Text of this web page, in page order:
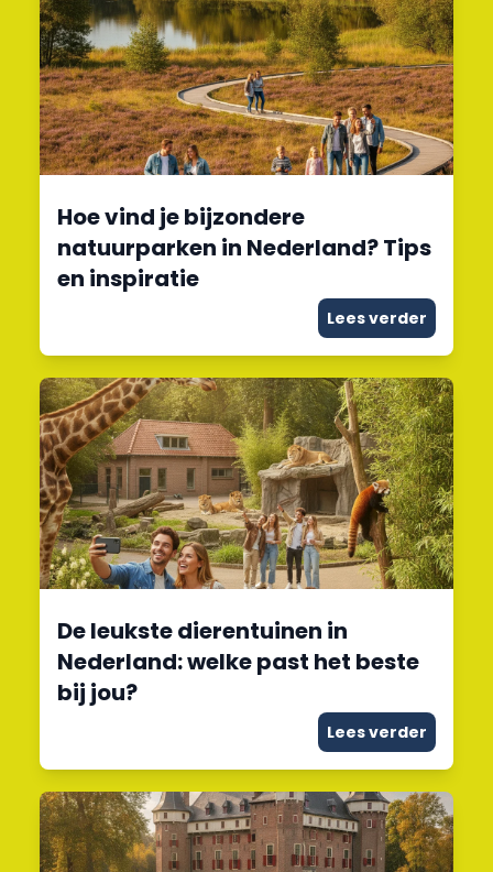
Hoe vind je bijzondere
natuurparken in Nederland? Tips
en inspiratie
Lees verder
De leukste dierentuinen in
Nederland: welke past het beste
bij jou?
Lees verder